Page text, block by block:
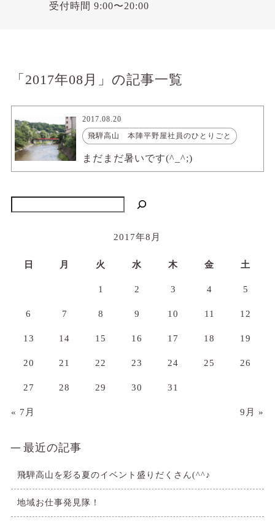
受付時間 9:00〜20:00
「2017年08月」の記事一覧
2017.08.20
飛騨高山 本陣平野屋社員のひとりごと
まだまだ暑いです(^_^;)
2017年8月
日 月 火 水 木 金 土
1 2 3 4 5
6 7 8 9 10 11 12
13 14 15 16 17 18 19
20 21 22 23 24 25 26
27 28 29 30 31
« 7月 9月 »
最近の記事
飛騨高山を彩る夏のイベント盛りだくさん(^^♪
地域お仕事発見隊！